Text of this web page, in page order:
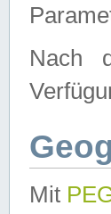
Nach
Mit